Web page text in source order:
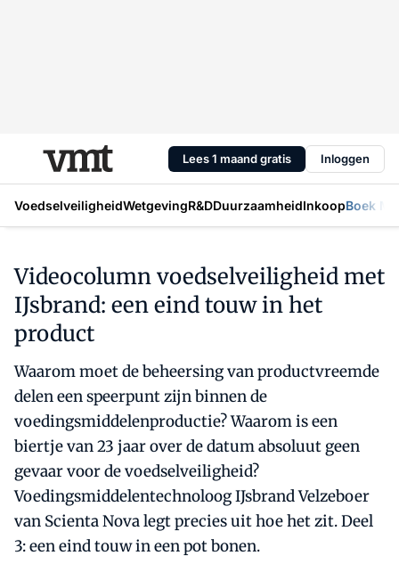
Lees 1 maand gratis Inloggen
VoedselveiligheidWetgevingR&DDuurzaamheidInkoopBoek
Videocolumn voedselveiligheid met
IJsbrand: een eind touw in het
product
Waarom moet de beheersing van productvreemde
delen een speerpunt zijn binnen de
voedingsmiddelenproductie? Waarom is een
biertje van 23 jaar over de datum absoluut geen
gevaar voor de voedselveiligheid?
Voedingsmiddelentechnoloog IJsbrand Velzeboer
van Scienta Nova legt precies uit hoe het zit. Deel
3: een eind touw in een pot bonen.